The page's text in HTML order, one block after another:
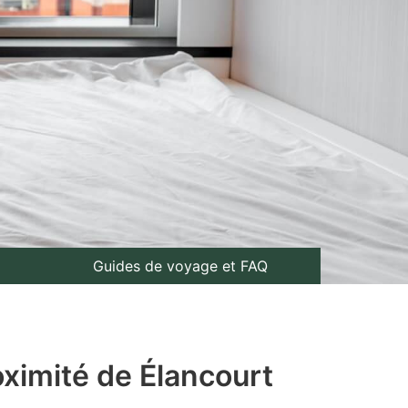
Guides de voyage et FAQ
de Élancourt